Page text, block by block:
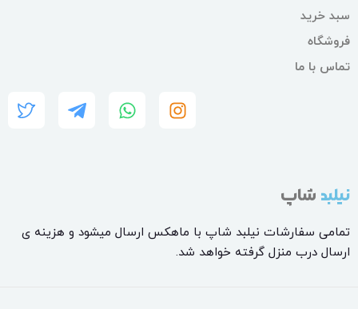
سبد خرید
فروشگاه
تماس با ما
نیلبد شاپ
تمامی سفارشات نیلبد شاپ با ماهکس ارسال میشود و هزینه ی
ارسال درب منزل گرفته خواهد شد.